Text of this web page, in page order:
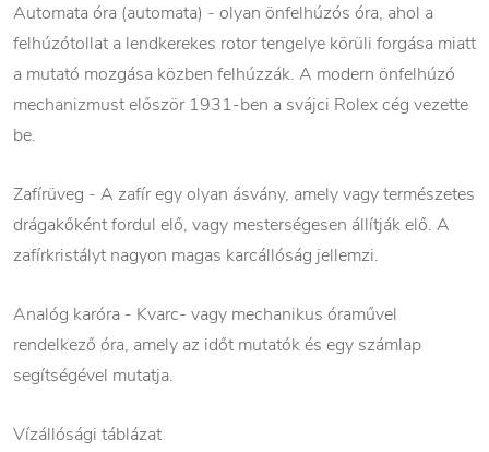
Automata óra (automata) - olyan önfelhúzós óra, ahol a
felhúzótollat a lendkerekes rotor tengelye körüli forgása miatt
a mutató mozgása közben felhúzzák. A modern önfelhúzó
mechanizmust először 1931-ben a svájci Rolex cég vezette
be.
Zafírüveg - A zafír egy olyan ásvány, amely vagy természetes
drágakőként fordul elő, vagy mesterségesen állítják elő. A
zafírkristályt nagyon magas karcállóság jellemzi.
Analóg karóra - Kvarc- vagy mechanikus óraművel
rendelkező óra, amely az időt mutatók és egy számlap
segítségével mutatja.
Vízállósági táblázat